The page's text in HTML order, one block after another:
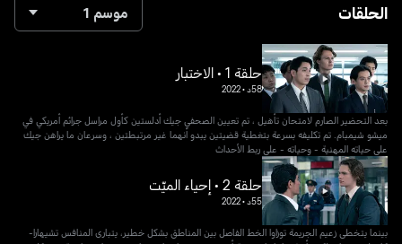
الحلقات موسم 1
حلقة 1 • الاختبار
58د •
2022
بعد التحضير الصارم لامتحان تأهيل ، تم تعيين الصحفي جيك أدلستين كأول مراسل جرائم أمريكي في
ميشو شيمبام. تم تكليفه بسرعة بتغطية قضيتين يبدو أنهما غير مرتبطتين ، وسرعان ما يراهن جيك
على حياته المهنية - وحياته - على ربط الأحداث
حلقة 2 • إحياء الميّت
55د •
2022
بينما يتخطى زعيم الجريمة توزاوا الخط الفاصل بين المناطق بشكل خطير، يتبارى المنافس تشيهارا-